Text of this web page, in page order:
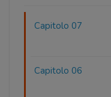
Capitolo 07
Capitolo 06